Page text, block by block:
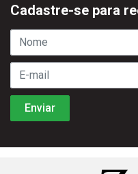
Cadastre-se para